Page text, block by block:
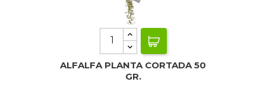
ALFALFA PLANTA CORTADA 50
GR.